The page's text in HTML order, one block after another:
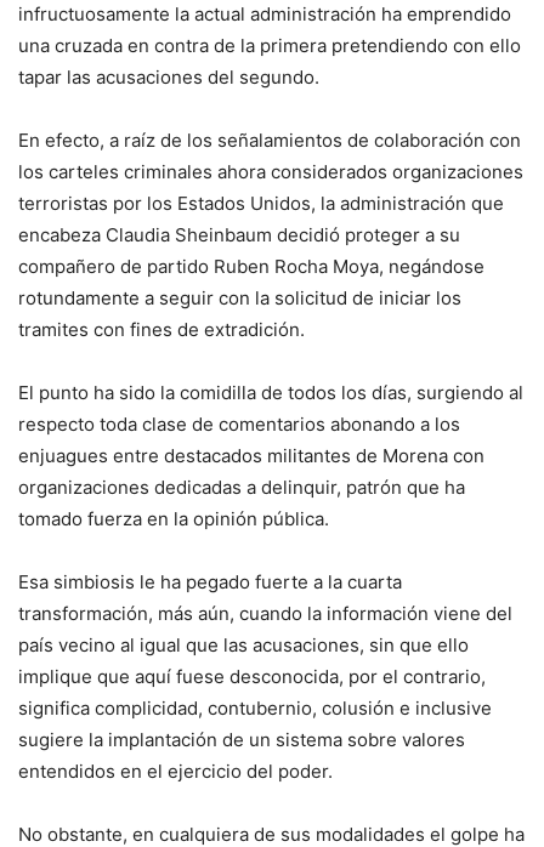
infructuosamente la actual administración ha emprendido
una cruzada en contra de la primera pretendiendo con ello
tapar las acusaciones del segundo.
En efecto, a raíz de los señalamientos de colaboración con
los carteles criminales ahora considerados organizaciones
terroristas por los Estados Unidos, la administración que
encabeza Claudia Sheinbaum decidió proteger a su
compañero de partido Ruben Rocha Moya, negándose
rotundamente a seguir con la solicitud de iniciar los
tramites con fines de extradición.
El punto ha sido la comidilla de todos los días, surgiendo al
respecto toda clase de comentarios abonando a los
enjuagues entre destacados militantes de Morena con
organizaciones dedicadas a delinquir, patrón que ha
tomado fuerza en la opinión pública.
Esa simbiosis le ha pegado fuerte a la cuarta
transformación, más aún, cuando la información viene del
país vecino al igual que las acusaciones, sin que ello
implique que aquí fuese desconocida, por el contrario,
significa complicidad, contubernio, colusión e inclusive
sugiere la implantación de un sistema sobre valores
entendidos en el ejercicio del poder.
No obstante, en cualquiera de sus modalidades el golpe ha